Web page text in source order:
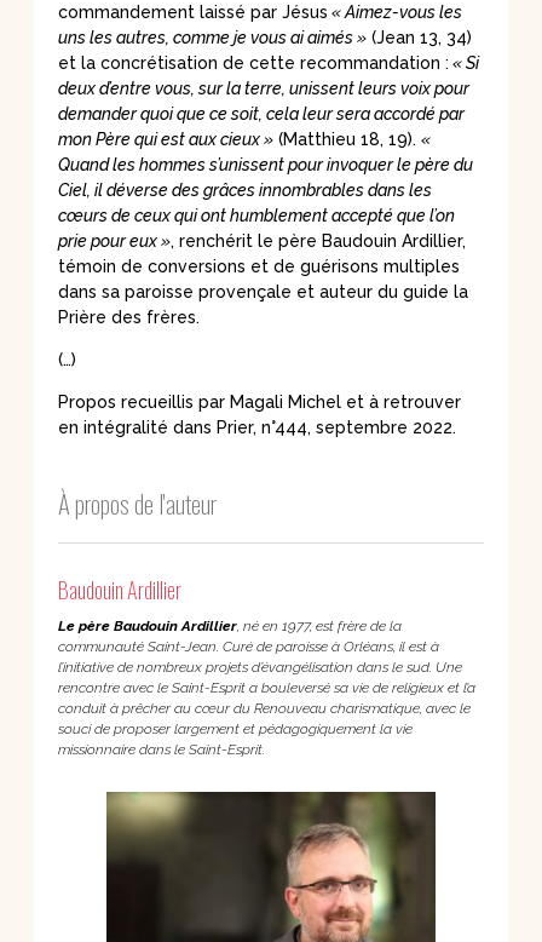
commandement laissé par Jésus « Aimez-vous les
uns les autres, comme je vous ai aimés » (Jean 13, 34)
et la concrétisation de cette recommandation : « Si
deux d’entre vous, sur la terre, unissent leurs voix pour
demander quoi que ce soit, cela leur sera accordé par
mon Père qui est aux cieux » (Matthieu 18, 19). «
Quand les hommes s’unissent pour invoquer le père du
Ciel, il déverse des grâces innombrables dans les
cœurs de ceux qui ont humblement accepté que l’on
prie pour eux », renchérit le père Baudouin Ardillier,
témoin de conversions et de guérisons multiples
dans sa paroisse provençale et auteur du guide la
Prière des frères.
(…)
Propos recueillis par Magali Michel et à retrouver
en intégralité dans Prier, n°444, septembre 2022.
À propos de l'auteur
Baudouin Ardillier
Le père Baudouin Ardillier, né en 1977, est frère de la
communauté Saint-Jean. Curé de paroisse à Orléans, il est à
l’initiative de nombreux projets d’évangélisation dans le sud. Une
rencontre avec le Saint-Esprit a bouleversé sa vie de religieux et l’a
conduit à prêcher au cœurdu Renouveau charismatique, avec le
souci de proposer largement et pédagogiquement la vie
missionnaire dans le Saint-Esprit.